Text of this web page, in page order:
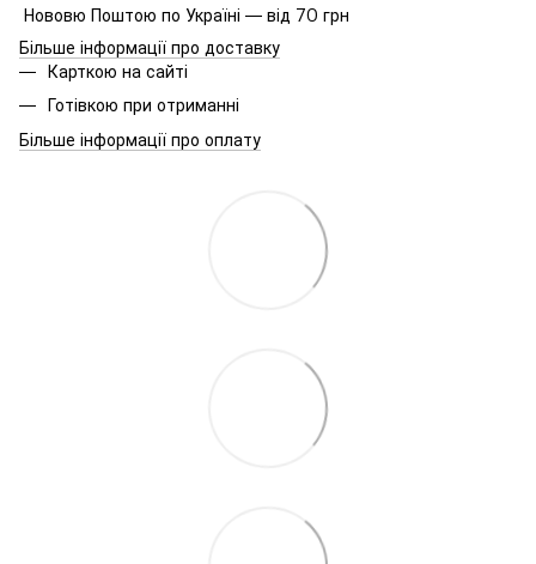
Нововю Поштою по Україні — від 70 грн
Більше інформації про доставку
Карткою на сайті
Готівкою при отриманні
Більше інформації про оплату